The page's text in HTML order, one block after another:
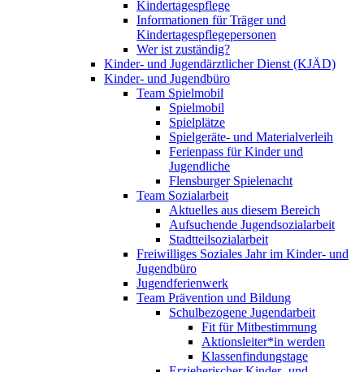
Kindertagespflege
Informationen für Träger und
Kindertagespflegepersonen
Wer ist zuständig?
Kinder- und Jugendärztlicher Dienst (KJÄD)
Kinder- und Jugendbüro
Team Spielmobil
Spielmobil
Spielplätze
Spielgeräte- und Materialverleih
Ferienpass für Kinder und
Jugendliche
Flensburger Spielenacht
Team Sozialarbeit
Aktuelles aus diesem Bereich
Aufsuchende Jugendsozialarbeit
Stadtteilsozialarbeit
Freiwilliges Soziales Jahr im Kinder- und
Jugendbüro
Jugendferienwerk
Team Prävention und Bildung
Schulbezogene Jugendarbeit
Fit für Mitbestimmung
Aktionsleiter*in werden
Klassenfindungstage